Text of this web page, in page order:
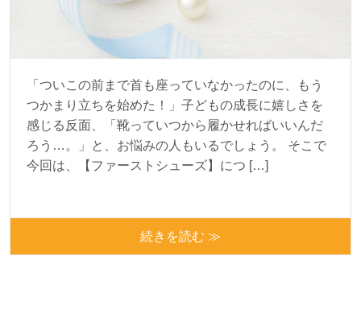
「ついこの前まで首も座っていなかったのに、もう
つかまり立ちを始めた！」子どもの成長に嬉しさを
感じる反面、「靴っていつから履かせればいいんだ
ろう…。」と、お悩みの人もいるでしょう。 そこで
今回は、【ファーストシューズ】につ […]
続きを読む ≫